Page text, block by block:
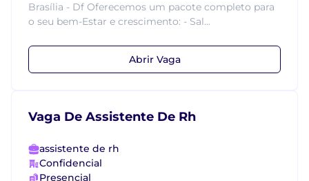
Brasília - Df Oferecemos um pacote completo para
o seu bem-Estar e crescimento: - Sal...
Abrir Vaga
Vaga De Assistente De Rh
assistente de rh
Confidencial
Presencial